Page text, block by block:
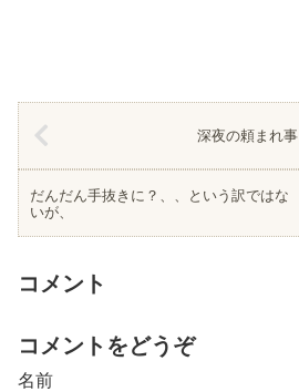
深夜の頼まれ事
だんだん手抜きに？、、という訳ではな
いが、
コメント
コメントをどうぞ
名前